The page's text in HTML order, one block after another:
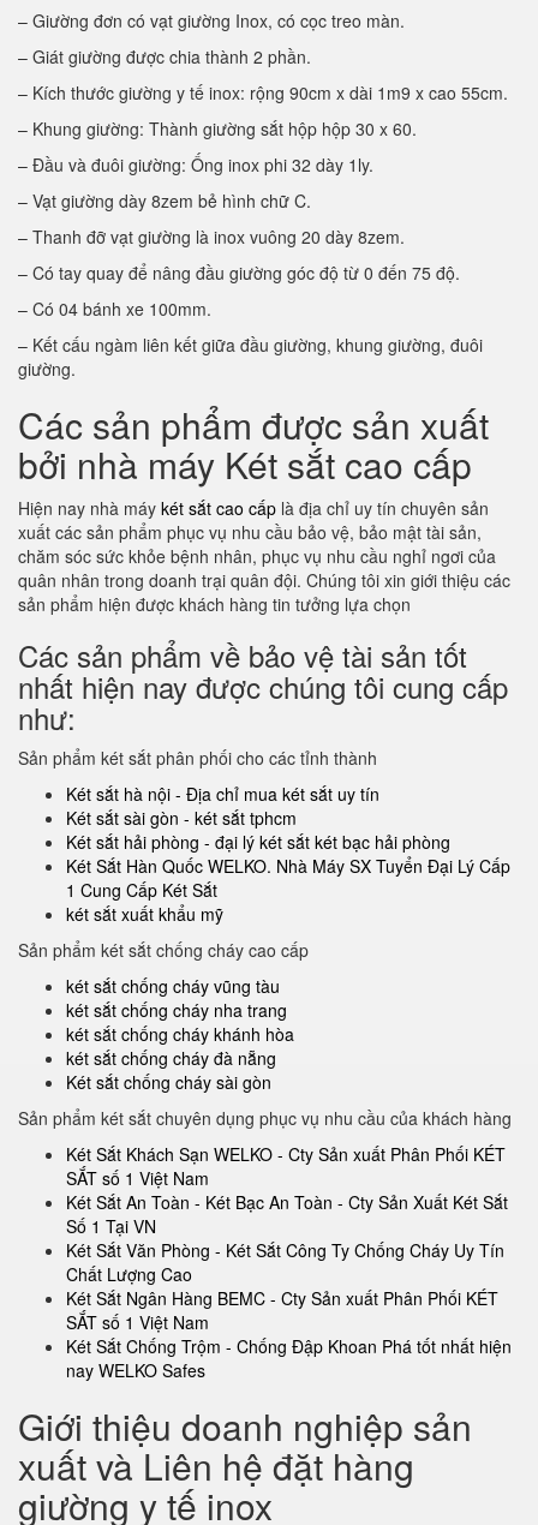
– Giường đơn có vạt giường Inox, có cọc treo màn.
– Giát giường được chia thành 2 phần.
– Kích thước giường y tế inox: rộng 90cm x dài 1m9 x cao 55cm.
– Khung giường: Thành giường sắt hộp hộp 30 x 60.
– Đầu và đuôi giường: Ống inox phi 32 dày 1ly.
– Vạt giường dày 8zem bẻ hình chữ C.
– Thanh đỡ vạt giường là inox vuông 20 dày 8zem.
– Có tay quay để nâng đầu giường góc độ từ 0 đến 75 độ.
– Có 04 bánh xe 100mm.
– Kết cấu ngàm liên kết giữa đầu giường, khung giường, đuôi
giường.
Các sản phẩm được sản xuất
bởi nhà máy Két sắt cao cấp
Hiện nay nhà máy két sắt cao cấp là địa chỉ uy tín chuyên sản
xuất các sản phẩm phục vụ nhu cầu bảo vệ, bảo mật tài sản,
chăm sóc sức khỏe bệnh nhân, phục vụ nhu cầu nghỉ ngơi của
quân nhân trong doanh trại quân đội. Chúng tôi xin giới thiệu các
sản phẩm hiện được khách hàng tin tưởng lựa chọn
Các sản phẩm về bảo vệ tài sản tốt
nhất hiện nay được chúng tôi cung cấp
như:
Sản phẩm két sắt phân phối cho các tỉnh thành
Két sắt hà nội - Địa chỉ mua két sắt uy tín
Két sắt sài gòn - két sắt tphcm
Két sắt hải phòng - đại lý két sắt két bạc hải phòng
Két Sắt Hàn Quốc WELKO. Nhà Máy SX Tuyển Đại Lý Cấp
1 Cung Cấp Két Sắt
két sắt xuất khẩu mỹ
Sản phẩm két sắt chống cháy cao cấp
két sắt chống cháy vũng tàu
két sắt chống cháy nha trang
két sắt chống cháy khánh hòa
két sắt chống cháy đà nẵng
Két sắt chống cháy sài gòn
Sản phẩm két sắt chuyên dụng phục vụ nhu cầu của khách hàng
Két Sắt Khách Sạn WELKO - Cty Sản xuất Phân Phối KÉT
SẮT số 1 Việt Nam
Két Sắt An Toàn - Két Bạc An Toàn - Cty Sản Xuất Két Sắt
Số 1 Tại VN
Két Sắt Văn Phòng - Két Sắt Công Ty Chống Cháy Uy Tín
Chất Lượng Cao
Két Sắt Ngân Hàng BEMC - Cty Sản xuất Phân Phối KÉT
SẮT số 1 Việt Nam
Két Sắt Chống Trộm - Chống Đập Khoan Phá tốt nhất hiện
nay WELKO Safes
Giới thiệu doanh nghiệp sản
xuất và Liên hệ đặt hàng
giường y tế inox